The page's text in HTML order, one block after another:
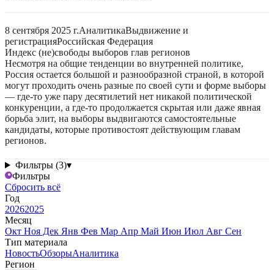
8 сентября 2025 г.АналитикаВыдвижение и
регистрацияРоссийская Федерация
Индекс (не)свободы выборов глав регионов
Несмотря на общие тенденции во внутренней политике,
Россия остается большой и разнообразной страной, в которой
могут проходить очень разные по своей сути и форме выборы
— где-то уже пару десятилетий нет никакой политической
конкуренции, а где-то продолжается скрытая или даже явная
борьба элит, на выборы выдвигаются самостоятельные
кандидаты, которые противостоят действующим главам
регионов.
Фильтры (3)▾
Фильтры
Сбросить всё
Год
20262025
Месяц
Окт Ноя Дек Янв Фев Мар Апр Май Июн Июл Авг Сен
Тип материала
НовостьОбзорыАналитика
Регион